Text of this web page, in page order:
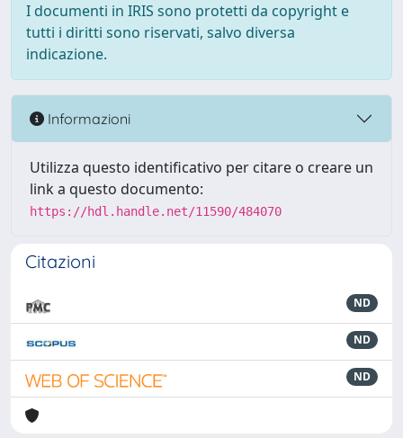
I documenti in IRIS sono protetti da copyright e
tutti i diritti sono riservati, salvo diversa
indicazione.
Informazioni
Utilizza questo identificativo per citare o creare un
link a questo documento:
https://hdl.handle.net/11590/484070
Citazioni
ND
ND
ND